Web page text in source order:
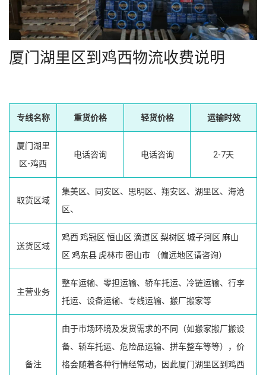
厦门湖里区到鸡西物流收费说明
专线名称 重货价格 轻货价格 运输时效
厦门湖里
区-鸡西
电话咨询 电话咨询 2-7天
取货区域
集美区、同安区、思明区、翔安区、湖里区、海沧
区、
送货区域
鸡西鸡冠区 恒山区 滴道区 梨树区 城子河区 麻山
区 鸡东县 虎林市密山市 （偏远地区请咨询）
主营业务
整车运输、零担运输、轿车托运、冷链运输、行李
托运、设备运输、专线运输、搬厂搬家等
备注
由于市场环境及发货需求的不同（如搬家搬厂搬设
备、轿车托运、危险品运输、拼车整车等等），价
格会随着各种行情经常动，因此厦门湖里区到鸡西